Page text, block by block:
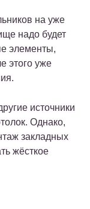
на уже
надо будет
элементы,
этого уже
источники
Однако,
закладных
жёсткое